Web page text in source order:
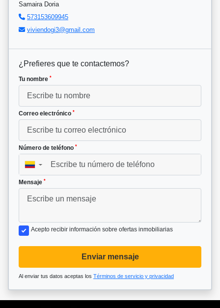
Samaira Doria
573153609945
viviendogi3@gmail.com
¿Prefieres que te contactemos?
Tu nombre *
Correo electrónico *
Número de teléfono *
▼
Mensaje *
Acepto recibir información sobre ofertas inmobiliarias
Enviar mensaje
Al enviar tus datos aceptas los Términos de servicio y privacidad